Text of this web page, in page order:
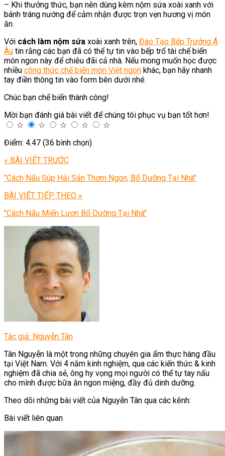
– Khi thưởng thức, bạn nên dùng kèm nộm sứa xoài xanh với
bánh tráng nướng để cảm nhận được trọn vẹn hương vị món
ăn.
Với cách làm nộm sứa xoài xanh trên, Đào Tạo Bếp Trưởng Á
Âu tin rằng các bạn đã có thể tự tin vào bếp trổ tài chế biến
món ngon này để chiêu đãi cả nhà. Nếu mong muốn học được
nhiều công thức chế biến món Việt ngon khác, bạn hãy nhanh
tay điền thông tin vào form bên dưới nhé.
Chúc bạn chế biến thành công!
Mời bạn đánh giá bài viết để chúng tôi phục vụ bạn tốt hơn!
☆
☆ ☆ ☆
☆
Điểm: 4.47 (36 bình chọn)
« BÀI VIẾT TRƯỚC
"Cách Nấu Súp Hải Sản Thơm Ngon, Bổ Dưỡng Tại Nhà"
BÀI VIẾT TIẾP THEO »
"Cách Nấu Miến Lươn Bổ Dưỡng Tại Nhà"
Tác giả: Nguyễn Tân
Tân Nguyễn là một trong những chuyên gia ẩm thực hàng đầu
tại Việt Nam. Với 4 năm kinh nghiệm, qua các kiến thức & kinh
nghiệm đã chia sẻ, ông hy vọng mọi người có thể tự tay nấu
cho mình được bữa ăn ngon miệng, đầy đủ dinh dưỡng.
Theo dõi những bài viết của Nguyễn Tân qua các kênh:
Bài viết liên quan